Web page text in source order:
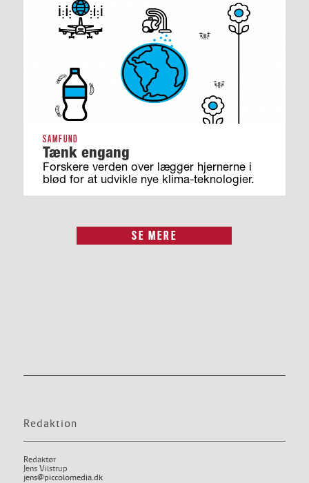
SAMFUND
Tænk engang
Forskere verden over lægger hjernerne i
blød for at udvikle nye klima-teknologier.
SE MERE
Redaktion
Redaktør
Jens Vilstrup
jens@piccolomedia.dk